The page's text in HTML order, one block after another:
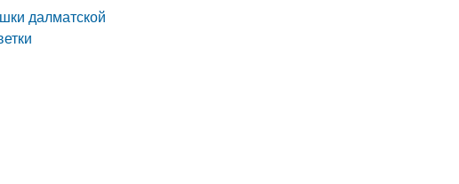
далматской